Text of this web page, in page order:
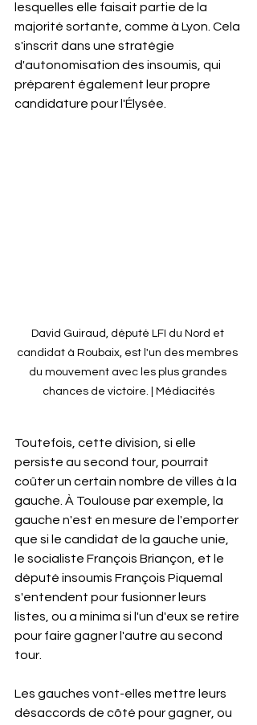
lesquelles elle faisait partie de la
majorité sortante, comme à Lyon. Cela
s'inscrit dans une stratégie
d'autonomisation des insoumis, qui
préparent également leur propre
candidature pour l'Élysée.
David Guiraud, député LFI du Nord et
candidat à Roubaix, est l'un des membres
du mouvement avec les plus grandes
chances de victoire. | Médiacités
Toutefois, cette division, si elle
persiste au second tour, pourrait
coûter un certain nombre de villes à la
gauche. À Toulouse par exemple, la
gauche n'est en mesure de l'emporter
que si le candidat de la gauche unie,
le socialiste François Briançon, et le
député insoumis François Piquemal
s'entendent pour fusionner leurs
listes, ou a minima si l'un d'eux se retire
pour faire gagner l'autre au second
tour.
Les gauches vont-elles mettre leurs
désaccords de côté pour gagner, ou